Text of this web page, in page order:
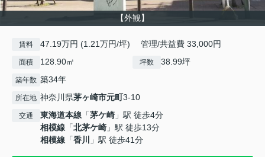
【外観】
賃料 47.19万円 (1.21万円/坪) 管理/共益費 33,000円
面積 128.90㎡ 坪数 38.99坪
築年数 築34年
所在地 神奈川県茅ヶ崎市元町3-10
交通 東海道本線 「茅ケ崎 」駅 徒歩4分
相模線 「北茅ケ崎 」駅 徒歩13分
相模線 「香川 」駅 徒歩41分